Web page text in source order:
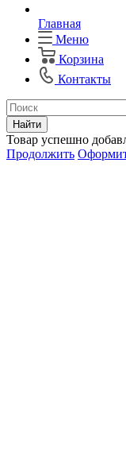
Главная
Меню
Корзина
Контакты
Найти
Товар успешно
Продолжить